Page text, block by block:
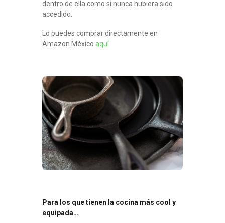
dentro de ella como si nunca hubiera sido
accedido.
Lo puedes comprar directamente en
Amazon México aquí
Para los que tienen la cocina más cool y
equipada…